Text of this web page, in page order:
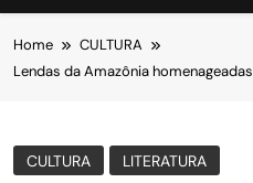
Home
CULTURA
Lendas da Amazônia
CULTURA LITERATURA